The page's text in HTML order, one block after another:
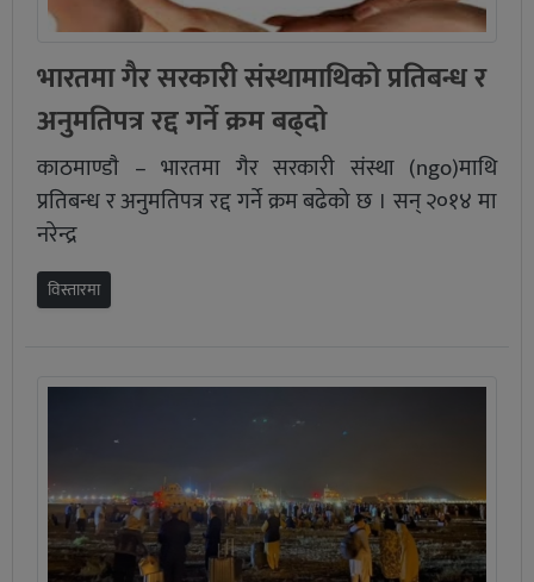
भारतमा गैर सरकारी संस्थामाथिको प्रतिबन्ध र
अनुमतिपत्र रद्द गर्ने क्रम बढ्दो
काठमाण्डाै – भारतमा गैर सरकारी संस्था (ngo)माथि
प्रतिबन्ध र अनुमतिपत्र रद्द गर्ने क्रम बढेको छ । सन् २०१४ मा
नरेन्द्र
विस्तारमा